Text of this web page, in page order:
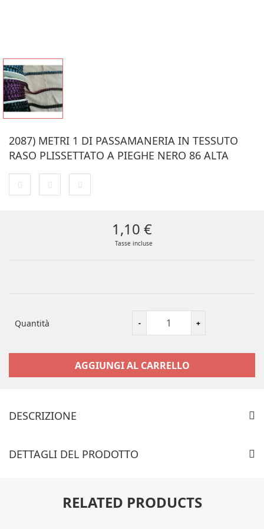
2087) METRI 1 DI PASSAMANERIA IN TESSUTO
RASO PLISSETTATO A PIEGHE NERO 86 ALTA
1,10 €
Tasse incluse
Quantità
AGGIUNGI AL CARRELLO
DESCRIZIONE
2087) Metri 1 di Passamaneria in tessuto raso plissettato a
DETTAGLI DEL PRODOTTO
RELATED PRODUCTS